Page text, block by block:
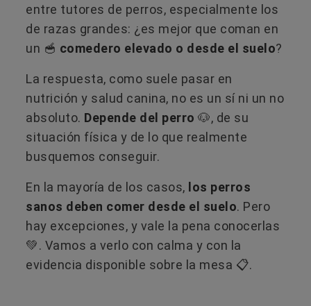
entre tutores de perros, especialmente los
de razas grandes: ¿es mejor que coman en
un 🥣 comedero elevado o desde el suelo?
La respuesta, como suele pasar en
nutrición y salud canina, no es un sí ni un no
absoluto. Depende del perro 🐶, de su
situación física y de lo que realmente
busquemos conseguir.
En la mayoría de los casos, los perros
sanos deben comer desde el suelo. Pero
hay excepciones, y vale la pena conocerlas
💚. Vamos a verlo con calma y con la
evidencia disponible sobre la mesa 📋.